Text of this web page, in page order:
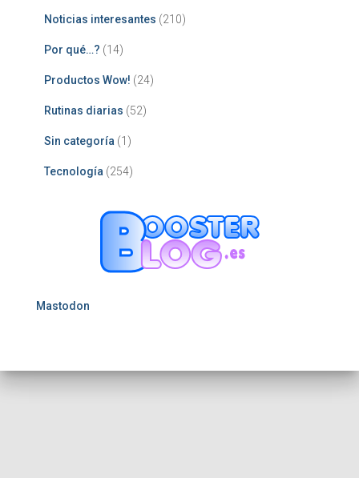
Noticias interesantes (210)
Por qué…? (14)
Productos Wow! (24)
Rutinas diarias (52)
Sin categoría (1)
Tecnología (254)
Mastodon